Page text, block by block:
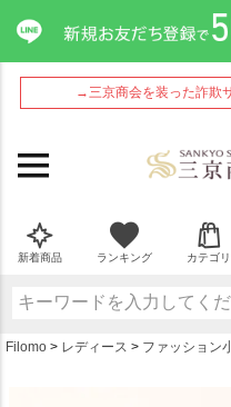
→三京商会を装った詐欺
新着商品 ランキング カテゴリ
Filomo レディース ファッション